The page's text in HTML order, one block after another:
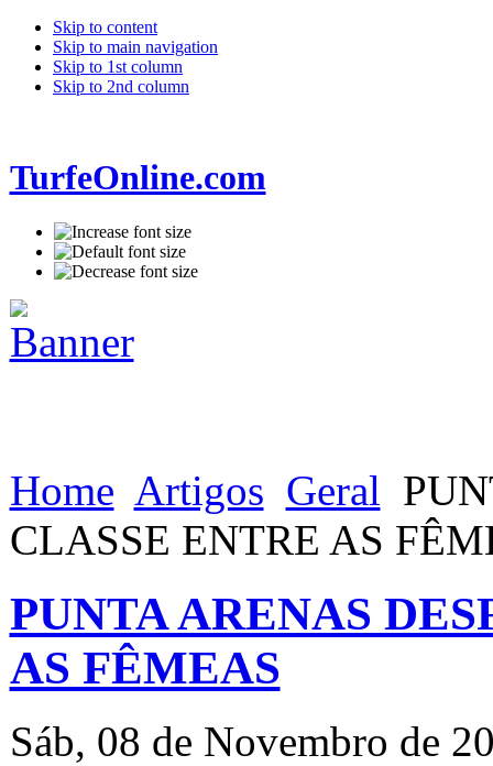
Skip to content
Skip to main navigation
Skip to 1st column
Skip to 2nd column
TurfeOnline.com
Home Artigos Geral
CLASSE ENTRE AS
PUNTA ARENAS
AS FÊMEAS
Sáb, 08 de Novembro de